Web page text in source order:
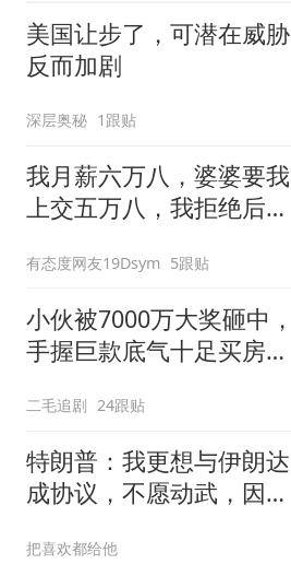
美国让步了，可潜在威胁
反而加剧
深层奥秘 1跟贴
我月薪六万八，婆婆要我
上交五万八，我拒绝后她
离婚
有态度网友19Dsym 5跟贴
小伙被7000万大奖砸中，
手握巨款底气十足买房不
二毛追剧 24跟贴
特朗普：我更想与伊朗达
成协议，不愿动武，因为
把喜欢都给他